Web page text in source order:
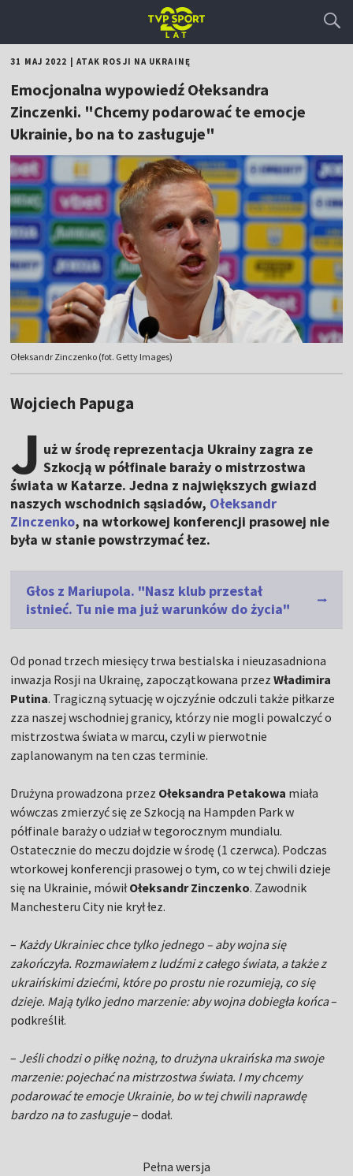
31 MAJ 2022 ATAK ROSJI NA UKRAINĘ
Emocjonalna wypowiedź Ołeksandra
Zinczenki. "Chcemy podarować te emocje
Ukrainie, bo na to zasługuje"
Ołeksandr Zinczenko (fot. Getty Images)
Wojciech Papuga
J uż w środę reprezentacja Ukrainy zagra ze
Szkocją w półfinale baraży o mistrzostwa
świata w Katarze. Jedna z największych gwiazd
naszych wschodnich sąsiadów, Ołeksandr
Zinczenko, na wtorkowej konferencji prasowej nie
była w stanie powstrzymać łez.
Głos z Mariupola. "Nasz klub przestał
istnieć. Tu nie ma już warunków do życia"
Od ponad trzech miesięcy trwa bestialska i nieuzasadniona
inwazja Rosji na Ukrainę, zapoczątkowana przezWładimira
Putina. Tragiczną sytuację w ojczyźnie odczuli także piłkarze
zza naszej wschodniej granicy, którzy nie mogli powalczyć o
mistrzostwa świata w marcu, czyli w pierwotnie
zaplanowanym na ten czas terminie.
Drużyna prowadzona przez Ołeksandra Petakowa miała
wówczas zmierzyć się ze Szkocją na Hampden Park w
półfinale baraży o udział w tegorocznym mundialu.
Ostatecznie do meczu dojdzie w środę (1 czerwca). Podczas
wtorkowej konferencji prasowej o tym, co w tej chwili dzieje
się na Ukrainie, mówiłOłeksandr Zinczenko. Zawodnik
Manchesteru City nie krył łez.
– Każdy Ukrainiec chce tylko jednego – aby wojna się
zakończyła. Rozmawiałem z ludźmi z całego świata, a także z
ukraińskimi dziećmi, które po prostu nie rozumieją, co się
dzieje. Mają tylko jedno marzenie: aby wojna dobiegła końca–
podkreślił.
– Jeśli chodzi o piłkę nożną, to drużyna ukraińska ma swoje
marzenie: pojechać na mistrzostwa świata. I my chcemy
podarować te emocje Ukrainie, bo w tej chwili naprawdę
bardzo na to zasługuje– dodał.
Pełna wersja